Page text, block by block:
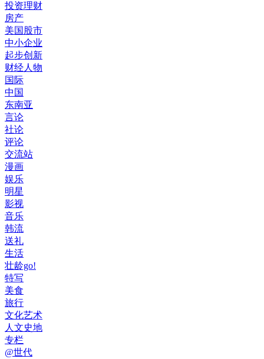
投资理财
房产
美国股市
中小企业
起步创新
财经人物
国际
中国
东南亚
言论
社论
评论
交流站
漫画
娱乐
明星
影视
音乐
韩流
送礼
生活
壮龄go!
特写
美食
旅行
文化艺术
人文史地
专栏
@世代